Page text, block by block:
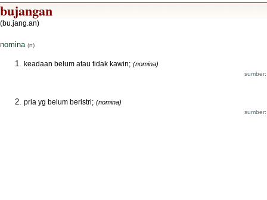
bujangan
(bu.jang.an)
nomina (n)
keadaan belum atau tidak kawin; (nomina)
pria yg belum beristri; (nomina)